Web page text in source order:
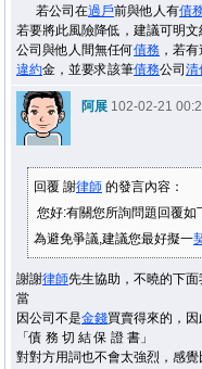
若公司在過戶前與他人有債
若要將此風險降低，建議可明
公司與他人間無任何債務 ，若
違約金，並要求該筆債務公司 清
阿展 102-02-21
回覆 謝律師 的發言內容：
您好:有關您所詢問題回覆如
為避免爭議,建議您最好擬一
謝謝律師先生協助，不曉的下
當
因公司不是金錢買賣得來的，因
「債 務 切 結 保 證 書」
對對方用詞也不會太強烈，感覺